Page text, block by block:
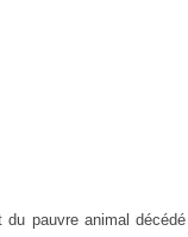
pauvre animal